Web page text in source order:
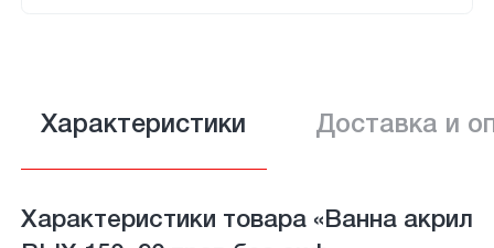
Характеристики Доставка и
Характеристики товара «Ванна акрил